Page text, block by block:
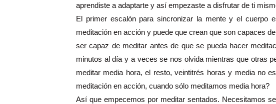
aprendiste a adaptarte y así empezaste a disfrutar de ti
El primer escalón para sincronizar la mente y el cuerpo
meditación en acción y puede que crean que son capaces
ser capaz de meditar antes de que se pueda hacer
minutos al día y a veces se nos olvida mientras que otras
meditar media hora, el resto, veintitrés horas y media no
meditación en acción, cuando sólo meditamos media hora?
Así que empecemos por meditar sentados. Necesitamos